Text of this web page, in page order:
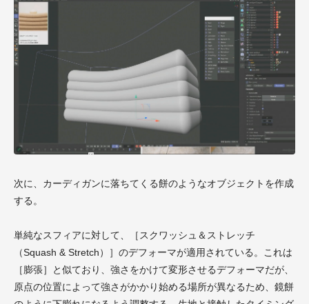
次に、カーディガンに落ちてくる餅のようなオブジェクトを作成
する。
単純なスフィアに対して、［スクワッシュ＆ストレッチ
（Squash & Stretch）］のデフォーマが適用されている。これは
［膨張］と似ており、強さをかけて変形させるデフォーマだが、
原点の位置によって強さがかかり始める場所が異なるため、鏡餅